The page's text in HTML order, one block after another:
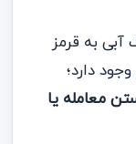
آبی به قرمز
دارد؛
معامله یا